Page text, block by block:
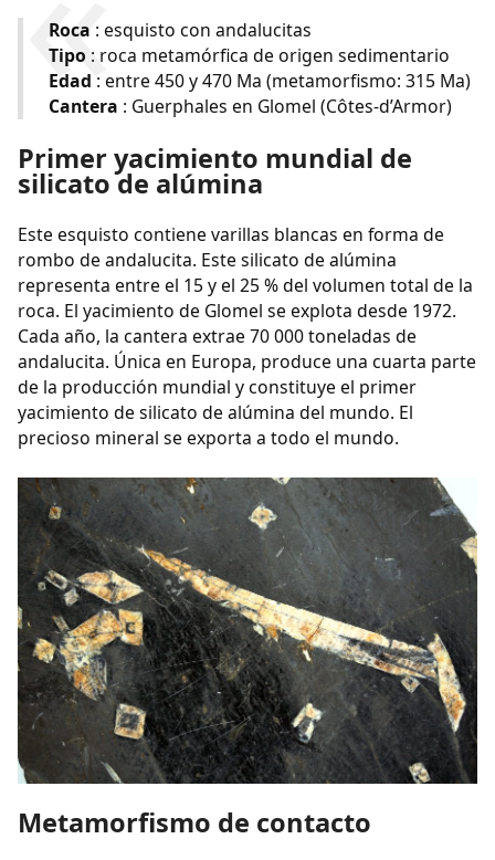
Roca : esquisto con andalucitas
Tipo : roca metamórfica de origen sedimentario
Edad : entre 450 y 470 Ma (metamorfismo: 315 Ma)
Cantera : Guerphales en Glomel (Côtes-d’Armor)
Primer yacimiento mundial de
silicato de alúmina
Este esquisto contiene varillas blancas en forma de
rombo de andalucita. Este silicato de alúmina
representa entre el 15 y el 25 % del volumen total de la
roca. El yacimiento de Glomel se explota desde 1972.
Cada año, la cantera extrae 70 000 toneladas de
andalucita. Única en Europa, produce una cuarta parte
de la producción mundial y constituye el primer
yacimiento de silicato de alúmina del mundo. El
precioso mineral se exporta a todo el mundo.
Metamorfismo de contacto